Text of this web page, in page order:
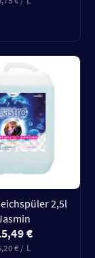
2,5l
€
€ / L